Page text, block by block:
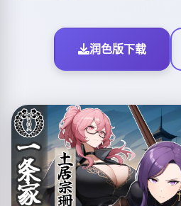
润色版下载